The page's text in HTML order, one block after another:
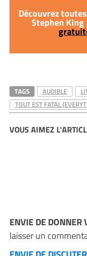
Découvrez
Stephen
TAGS AUDIBLE
TOUT EST FATAL
VOUS AIMEZ
ENVIE DE DONNER
laisser un